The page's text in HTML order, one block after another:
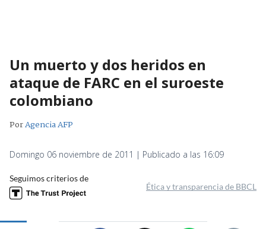
Un muerto y dos heridos en
ataque de FARC en el suroeste
colombiano
PorAgencia AFP
Domingo 06 noviembre de 2011 | Publicado a las 16:09
Seguimos criterios de
Ética y transparencia de BBCL